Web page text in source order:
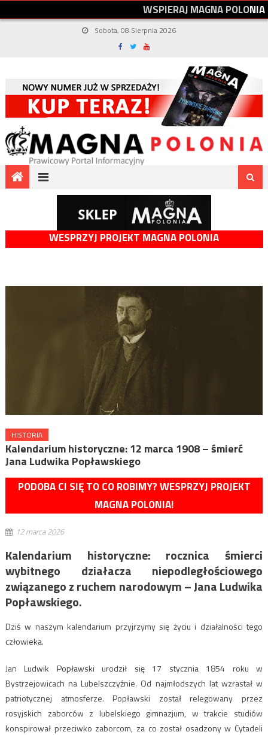
WSPIERAJMAGNAPOLONIA
Sobota, 08 Sierpnia 2026
WESPRZYJ PROJEKT MAGNA POLONIA
HISTORIA
Kalendarium historyczne: 12 marca 1908 – śmierć
Jana Ludwika Popławskiego
PODOBA CI SIĘ TO CO ROBIMY? WESPRZYJ PROJEKT
MAGNA POLONIA!
12 marca 2026
Kalendarium historyczne: rocznica śmierci
wybitnego działacza niepodległościowego
związanego z ruchem narodowym – Jana Ludwika
Popławskiego.
Dziś w naszym kalendarium przyjrzymy się życiu i działalności tego
człowieka.
Jan Ludwik Popławski urodził się 17 stycznia 1854 roku w
Bystrzejowicach na Lubelszczyźnie. Od najmłodszych lat wzrastał w
patriotycznej atmosferze. Popławski został relegowany przez
rosyjskich zaborców z lubelskiego gimnazjum, w trakcie studiów
konspirował przeciwko zaborcom, za co został osadzony w Cytadeli